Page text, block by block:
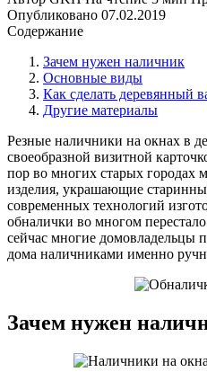
Опубликовано 07.02.2019
Содержание
Зачем нужен наличник
Основные виды
Как сделать деревянный
Другие материалы
Резные наличники на окнах в
своеобразной визитной
пор во многих старых городах
изделия, украшающие
современных технологий
обналички во многом
сейчас многие домовладельцы
дома наличниками именно
Зачем нужен